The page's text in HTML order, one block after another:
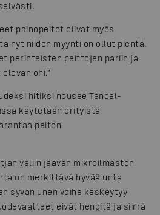
painopeitot olivat myös
nyt niiden myynti on ollut pientä.
perinteisten peittojen pariin ja
ohi.”
hitiksi nousee Tencel-
käytetään erityistä
peiton
väliin jäävän mikroilmaston
on merkittävä hyvää unta
syvän unen vaihe keskeytyy
eivät hengitä ja siirrä